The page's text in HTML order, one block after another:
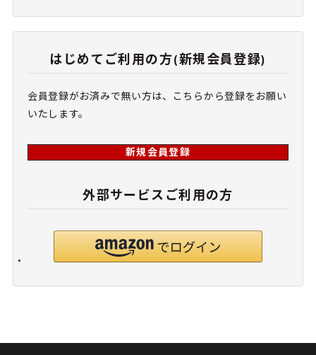
はじめてご利用の方(新規会員登録)
会員登録がお済みで無い方は、こちらから登録をお願い
いたします。
新規会員登録
外部サービスご利用の方